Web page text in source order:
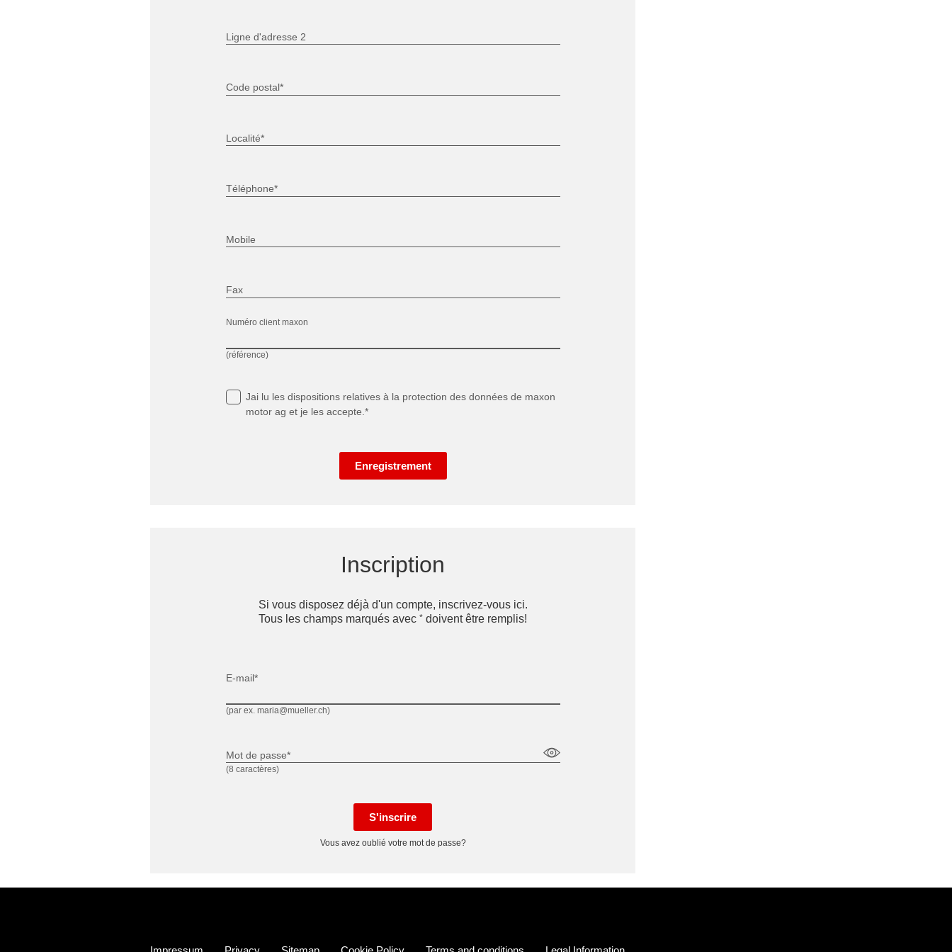
Ligne d'adresse 2
Code postal*
Localité*
Téléphone*
Mobile
Fax
(référence)
Numéro client maxon
Jai lu les dispositions relatives à la protection des donnéesde maxon
motor ag et je les accepte.*
Enregistrement
Inscription
Si vous disposez déjà d'un compte, inscrivez-vous ici.
Tous les champs marqués avec * doivent être remplis!
(par ex. maria@mueller.ch)
E-mail*
(8 caractères)
Mot de passe*
S'inscrire
Vous avez oublié votre mot de passe?